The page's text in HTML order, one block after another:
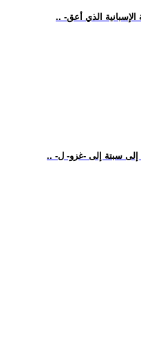
الذي أعق
إلى سبتة إلى -غزو- ل